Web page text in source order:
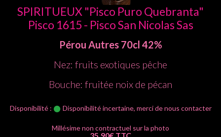
SPIRITUEUX "Pisco Puro Quebranta"
Pisco 1615 - Pisco San Nicolas Sas
Pérou Autres 70cl 42%
Nez: fruits exotiques pêche
Bouche: fruitée noix de pécan
Disponibilité : Disponibilité incertaine, merci de nous contacter